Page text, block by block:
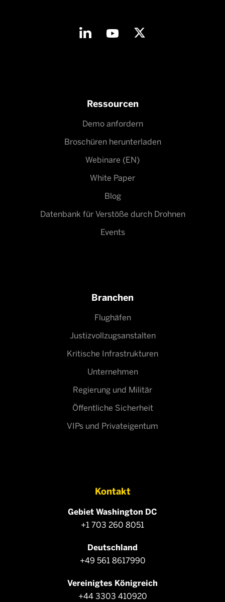
Ressourcen
Demo anfordern
Broschüren herunterladen
Webinare (EN)
White Paper
Blog
Datenbank für Verstöße durch Drohnen
Events
Branchen
Flughäfen
Justizvollzugsanstalten
Kritische Infrastrukturen
Unternehmen
Regierung und Militär
Öffentliche Sicherheit
VIPs und Privateigentum
Kontakt
Gebiet Washington DC
+1 703 260 8051
Deutschland
+49 561 8617990
Vereinigtes Königreich
+44 3303 410920